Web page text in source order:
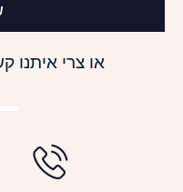
או צרי איתנו